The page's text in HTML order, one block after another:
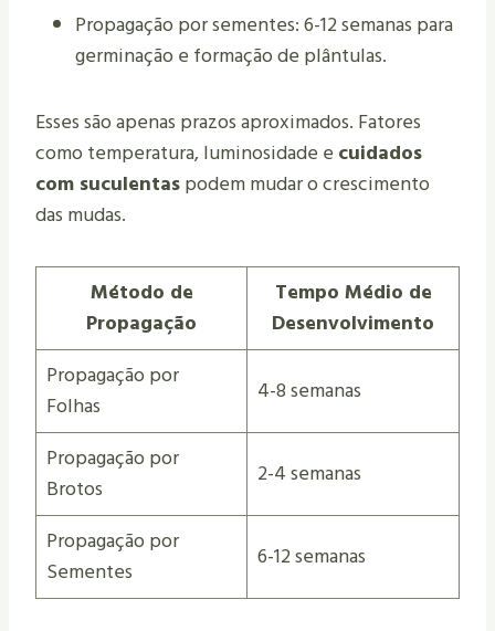
Propagação por sementes: 6-12 semanas para
germinação e formação de plântulas.
Esses são apenas prazos aproximados. Fatores
como temperatura, luminosidade e cuidados
com suculentaspodem mudar o crescimento
das mudas.
Método de
Propagação
Tempo Médio de
Desenvolvimento
Propagação por
Folhas
4-8 semanas
Propagação por
Brotos
2-4 semanas
Propagação por
Sementes
6-12 semanas